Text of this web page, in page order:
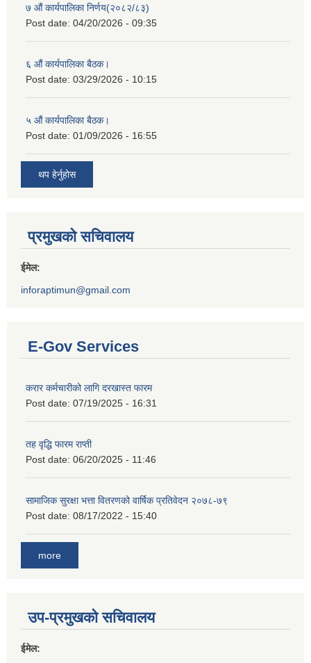
७ औं कार्यपालिका निर्णय(२०८२/८३)
Post date: 04/20/2026 - 09:35
६ औं कार्यपालिका बैठक।
Post date: 03/29/2026 - 10:15
५ औं कार्यपालिका बैठक।
Post date: 01/09/2026 - 16:55
थप हेर्नुहोस
प्रमुखको सचिवालय
ईमेल:
inforaptimun@gmail.com
E-Gov Services
करार कर्मचारीको लागि दरखास्त फारम
Post date: 07/19/2025 - 16:31
तह वृद्धि फारम राप्ती
Post date: 06/20/2025 - 11:46
सामाजिक सुरक्षा भत्ता वितरणको वार्षिक प्रतिवेदन २०७८-७९
Post date: 08/17/2022 - 15:40
more
उप-प्रमुखको सचिवालय
ईमेल: